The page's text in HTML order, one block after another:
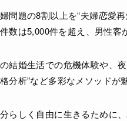
婦問題の8割以上を“夫婦恋愛
数は5,000件を超え、男性客
結婚生活での危機体験や、
分析”など多彩なメソッドが魅
分らしく自由に生きるために